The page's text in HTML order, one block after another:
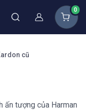
Thành viên
0
cũ
ấn tượng của Harman